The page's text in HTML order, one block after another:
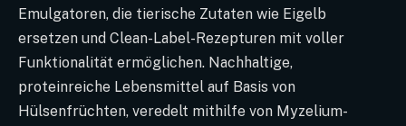
Emulgatoren, die tierische Zutaten wie Eigelb
ersetzen und Clean-Label-Rezepturen mit voller
Funktionalität ermöglichen. Nachhaltige,
proteinreiche Lebensmittel auf Basis von
Hülsenfrüchten, veredelt mithilfe von Myzelium-